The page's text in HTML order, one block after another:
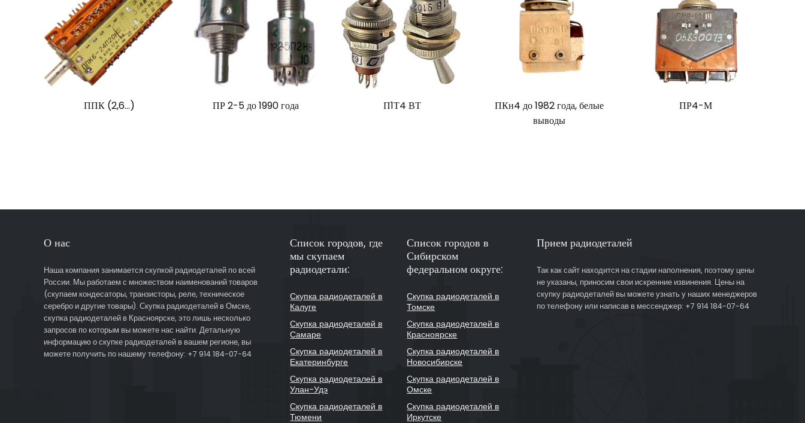
ППК (2,6…) ПР 2-5 до 1990 года П1Т4 ВТ
ПКн4 до 1982 года, белые
выводы
ПР4-М
О нас
Наша компания занимается скупкой радиодеталей по всей
России. Мы работаем с множеством наименований товаров
(скупаем кондесаторы, транзисторы, реле, техническое
серебро и другие товары). Скупка радиодеталей в Омске,
скупка радиодеталей в Красноярске, это лишь несколько
запросов по которым вы можете нас найти. Детальную
информацию о скупке радиодеталей в вашем регионе, вы
можете получить по нашему телефону: +7 914 184-07-64
Список городов, где
мы скупаем
радиодетали:
Скупка радиодеталей в
Калуге
Скупка радиодеталей в
Самаре
Скупка радиодеталей в
Екатеринбурге
Скупка радиодеталей в
Улан-Удэ
Скупка радиодеталей в
Тюмени
Список городов в
Сибирском
федеральном округе:
Скупка радиодеталей в
Томске
Скупка радиодеталей в
Красноярске
Скупка радиодеталей в
Новосибирске
Скупка радиодеталей в
Омске
Скупка радиодеталей в
Иркутске
Прием радиодеталей
Так как сайт находится на стадии наполнения, поэтому цены
не указаны, приносим свои искренние извинения. Цены на
скупку радиодеталей вы можете узнать у наших менеджеров
по телефону или написав в мессенджер: +7 914 184-07-64